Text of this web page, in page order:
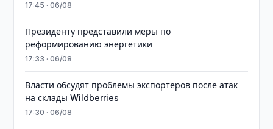
17:45 · 06/08
Президенту представили меры по
реформированию энергетики
17:33 · 06/08
Власти обсудят проблемы экспортеров после атак
на склады Wildberries
17:30 · 06/08